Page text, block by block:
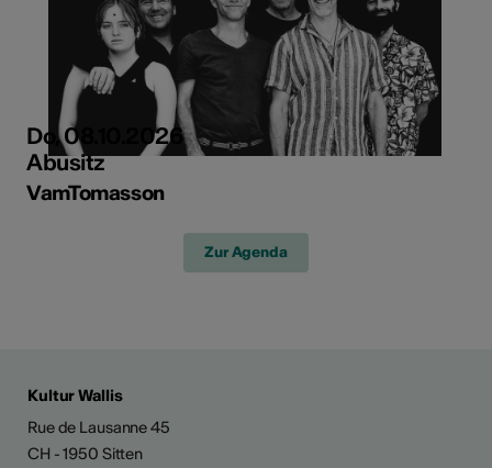
Do, 08.10.2026
Abusitz
VamTomasson
Zur Agenda
Kultur Wallis
Rue de Lausanne 45
CH - 1950 Sitten